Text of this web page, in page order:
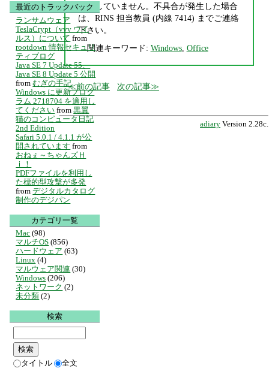
発生していません。不具合が発生した場合
は、RINS 担当教員 (内線 7414) までご連絡
下さい。
関連キーワード: Windows, Office
前の記事 次の記事
adiary Version 2.28c.
最近のトラックバック
ランサムウェア
TeslaCrypt（vvv ウイ
ルス）について from
rootdown 情報セキュリ
ティブログ
Java SE 7 Update 55、
Java SE 8 Update 5 公開
from むぎの手記
Windows に更新プログ
ラム 2718704 を適用し
てください from 黒翼
猫のコンピュータ日記
2nd Edition
Safari 5.0.1 / 4.1.1 が公
開されています from
おねぇ～ちゃんズＨ
ｉ！
PDFファイルを利用し
た標的型攻撃が多発
from デジタルカタログ
制作のデジパン
カテゴリ一覧
Mac (98)
マルチOS (856)
ハードウェア (63)
Linux (4)
マルウェア関連 (30)
Windows (206)
ネットワーク (2)
未分類 (2)
検索
タイトル 全文